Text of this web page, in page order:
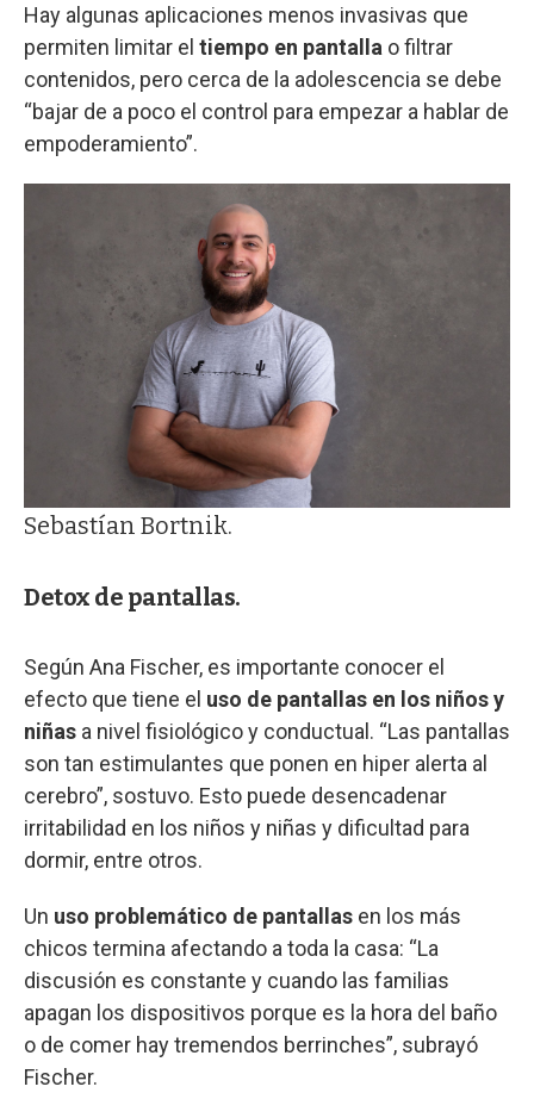
Hay algunas aplicaciones menos invasivas que
permiten limitar el tiempo en pantalla o filtrar
contenidos, pero cerca de la adolescencia se debe
“bajar de a poco el control para empezar a hablar de
empoderamiento”.
Sebastían Bortnik.
Detox de pantallas.
Según Ana Fischer, es importante conocer el
efecto que tiene el uso de pantallas en los niños y
niñas a nivel fisiológico y conductual. “Las pantallas
son tan estimulantes que ponen en hiper alerta al
cerebro”, sostuvo. Esto puede desencadenar
irritabilidad en los niños y niñas y dificultad para
dormir, entre otros.
Un uso problemático de pantallas en los más
chicos termina afectando a toda la casa: “La
discusión es constante y cuando las familias
apagan los dispositivos porque es la hora del baño
o de comer hay tremendos berrinches”, subrayó
Fischer.